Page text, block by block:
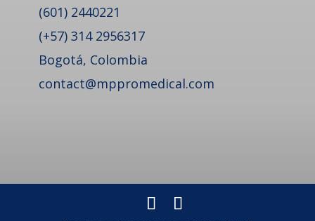
(601) 2440221
(+57) 314 2956317
Bogotá, Colombia
contact@mppromedical.com